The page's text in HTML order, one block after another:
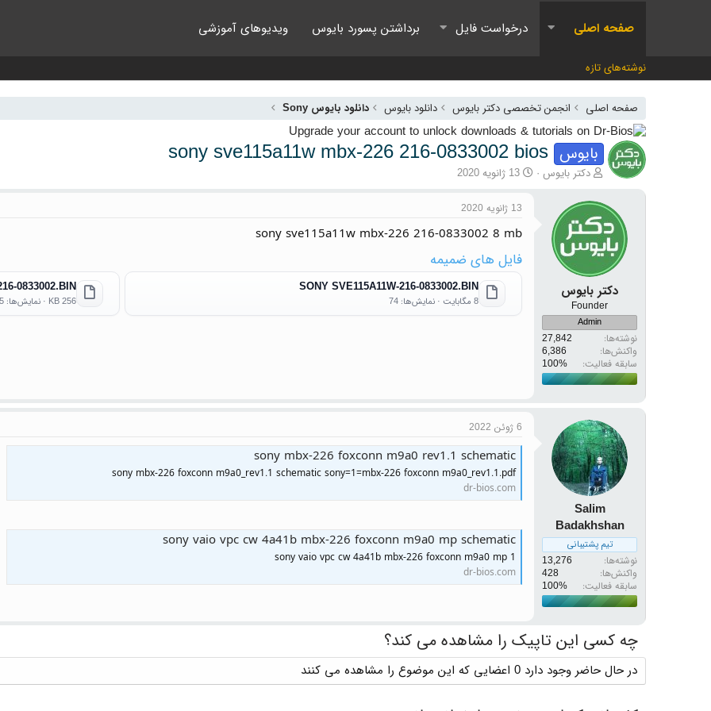
صفحه اصلی درخواست فایل برداشتن پسورد بایوس ویدیوهای آموزشی
نوشته‌های تازه
صفحه اصلی انجمن تخصصی دکتر بایوس دانلود بایوس دانلود بایوس Sony
بایوس sony sve115a11w mbx-226 216-0833002 bios
آغازگر گفتمان
دکتر بایوس تاریخ شروع
13 ژانویه 2020
دکتر بایوس
Founder
Admin
نوشته‌ها
27,842
واکنش‌ها
6,386
سابقه فعالیت:
13 ژانویه 2020
sony sve115a11w mbx-226 216-0833002 8 mb
فایل های ضمیمه
SONY SVE115A11W-216-0833002.BIN
8 مگابایت · نمایش‌ها: 74
0833002.BIN
256 KB · نمایش‌ها: 45
Salim
Badakhshan
تیم پشتیبانی
نوشته‌ها
13,276
واکنش‌ها
428
سابقه فعالیت:
6 ژوئن 2022
sony mbx-226 foxconn m9a0 rev1.1 schematic
sony mbx-226 foxconn m9a0_rev1.1 schematic sony=1=mbx-226 foxconn m9a0_rev1.1.pdf
dr-bios.com
sony vaio vpc cw 4a41b mbx-226 foxconn m9a0 mp schematic
sony vaio vpc cw 4a41b mbx-226 foxconn m9a0 mp 1
dr-bios.com
چه کسی این تاپیک را مشاهده می کند؟
در حال حاضر وجود دارد 0 اعضایی که این موضوع را مشاهده می کنند